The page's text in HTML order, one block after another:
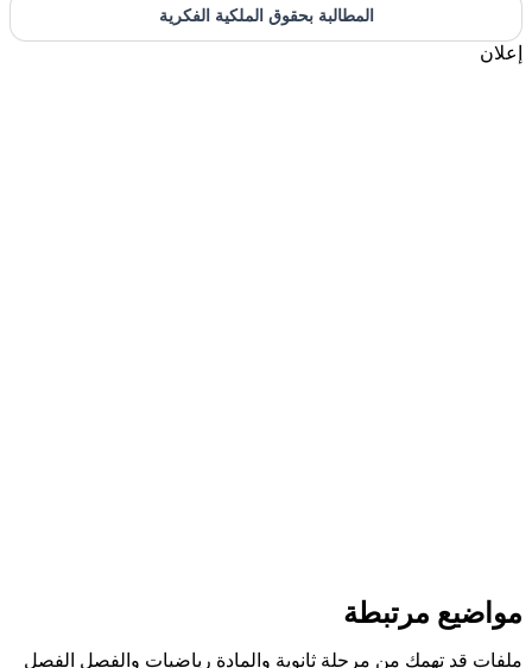
المطالبة بحقوق الملكية الفكرية
إعلان
مواضيع مرتبطة
ملفات قد تهمك من مرحلة ثانوية والمادة رياضيات والفصل الفصل